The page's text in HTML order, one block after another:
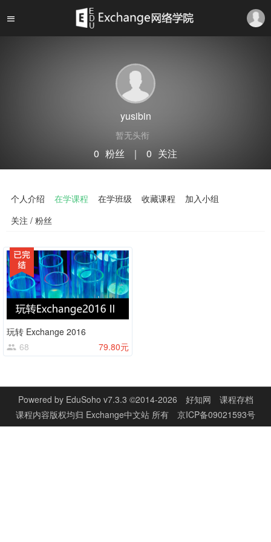
yusibin
暂无头衔
0 粉丝 ｜ 0 关注
个人介绍
在学课程 在学班级 收藏课程
加入小组
关注 / 粉丝
玩转 Exchange 2016
68
79.80元
Powered by EduSoho v7.3.3 ©2014-2026 好知网
课程存档
课程内容版权均归 Exchange中文站 所有 京ICP备09021593号